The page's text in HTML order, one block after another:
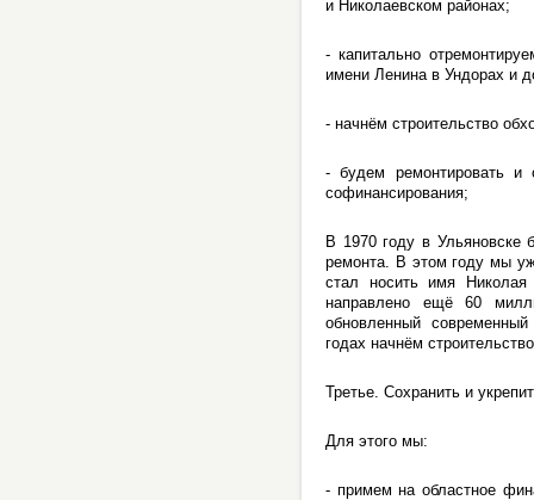
и Николаевском районах;
- капитально
имени Ленина в Ундорах и
- начнём строительство
- будем ремонтировать и
софинансирования;
В 1970 году в Ульяновске
ремонта. В этом году мы
стал носить имя
направлено ещё 60
обновленный
годах начнём
Третье. Сохранить и
Для этого мы:
- примем на областное